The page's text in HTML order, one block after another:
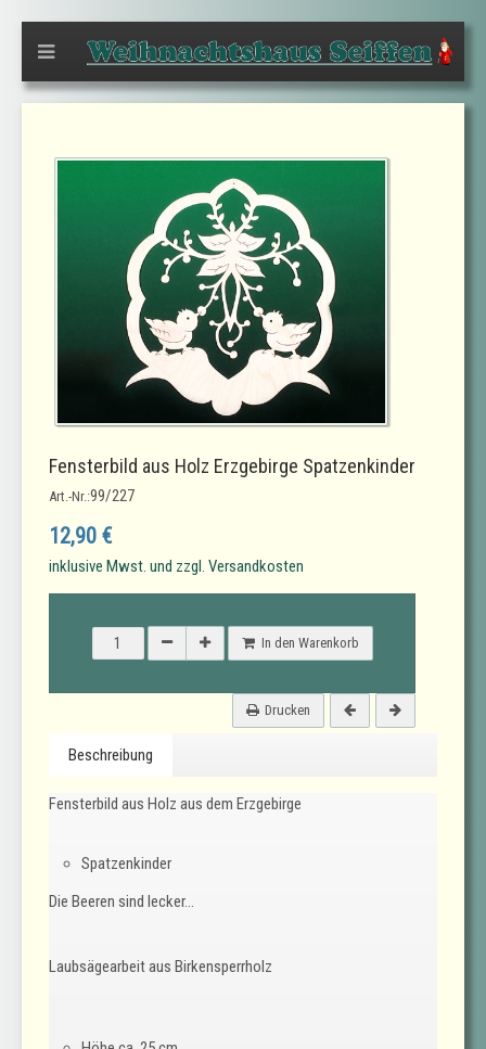
Fensterbild aus Holz Erzgebirge Spatzenkinder
Art.-Nr.:99/227
12,90 €
inklusive Mwst. und zzgl. Versandkosten
In den Warenkorb
Drucken
Beschreibung
Fensterbild aus Holz aus dem Erzgebirge
Spatzenkinder
Die Beeren sind lecker...
Laubsägearbeit aus Birkensperrholz